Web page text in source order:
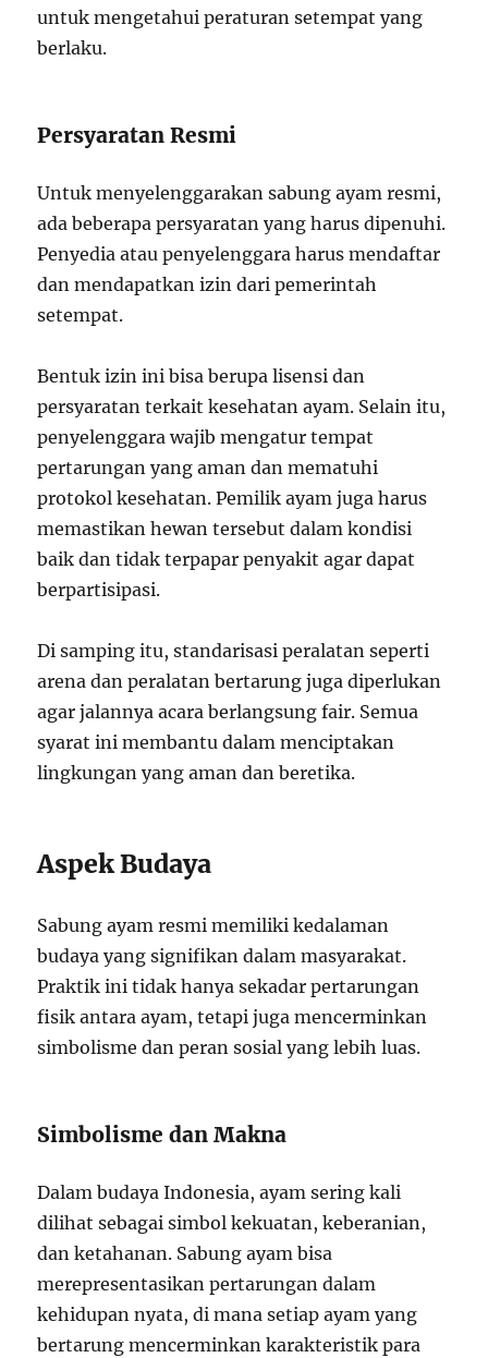
untuk mengetahui peraturan setempat yang
berlaku.
Persyaratan Resmi
Untuk menyelenggarakan sabung ayam resmi,
ada beberapa persyaratan yang harus dipenuhi.
Penyedia atau penyelenggara harus mendaftar
dan mendapatkan izin dari pemerintah
setempat.
Bentuk izin ini bisa berupa lisensi dan
persyaratan terkait kesehatan ayam. Selain itu,
penyelenggara wajib mengatur tempat
pertarungan yang aman dan mematuhi
protokol kesehatan. Pemilik ayam juga harus
memastikan hewan tersebut dalam kondisi
baik dan tidak terpapar penyakit agar dapat
berpartisipasi.
Di samping itu, standarisasi peralatan seperti
arena dan peralatan bertarung juga diperlukan
agar jalannya acara berlangsung fair. Semua
syarat ini membantu dalam menciptakan
lingkungan yang aman dan beretika.
Aspek Budaya
Sabung ayam resmi memiliki kedalaman
budaya yang signifikan dalam masyarakat.
Praktik ini tidak hanya sekadar pertarungan
fisik antara ayam, tetapi juga mencerminkan
simbolisme dan peran sosial yang lebih luas.
Simbolisme dan Makna
Dalam budaya Indonesia, ayam sering kali
dilihat sebagai simbol kekuatan, keberanian,
dan ketahanan. Sabung ayam bisa
merepresentasikan pertarungan dalam
kehidupan nyata, di mana setiap ayam yang
bertarung mencerminkan karakteristik para